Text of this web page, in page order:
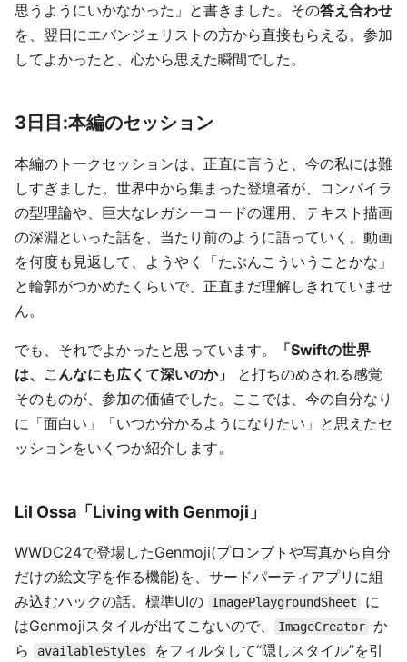
思うようにいかなかった」と書きました。その答え合わせ
を、翌日にエバンジェリストの方から直接もらえる。参加
してよかったと、心から思えた瞬間でした。
3日目:本編のセッション
本編のトークセッションは、正直に言うと、今の私には難
しすぎました。世界中から集まった登壇者が、コンパイラ
の型理論や、巨大なレガシーコードの運用、テキスト描画
の深淵といった話を、当たり前のように語っていく。動画
を何度も見返して、ようやく「たぶんこういうことかな」
と輪郭がつかめたくらいで、正直まだ理解しきれていませ
ん。
でも、それでよかったと思っています。
「Swiftの世界
は、こんなにも広くて深いのか」
と打ちのめされる感覚
そのものが、参加の価値でした。ここでは、今の自分なり
に「面白い」「いつか分かるようになりたい」と思えたセ
ッションをいくつか紹介します。
Lil Ossa「Living with Genmoji」
WWDC24で登場したGenmoji(プロンプトや写真から自分
だけの絵文字を作る機能)を、サードパーティアプリに組
み込むハックの話。標準UIの
ImagePlaygroundSheet
に
はGenmojiスタイルが出てこないので、
ImageCreator か
ら
availableStyles
をフィルタして“隠しスタイル”を引